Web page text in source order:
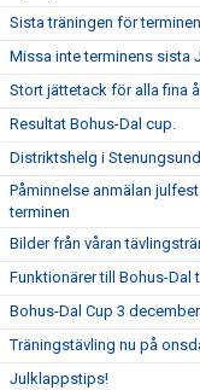
Sista träningen för
Missa inte terminens sista
Stort jättetack för alla fina
Resultat Bohus-Dal cup.
Distriktshelg i
Påminnelse anmälan
terminen
Bilder från våran
Funktionärer till Bohus-Dal
Bohus-Dal Cup 3 december
Träningstävling nu på
Julklappstips!